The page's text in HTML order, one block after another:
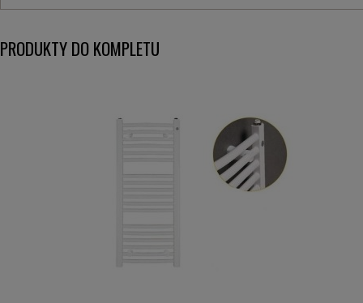
PRODUKTY DO KOMPLETU